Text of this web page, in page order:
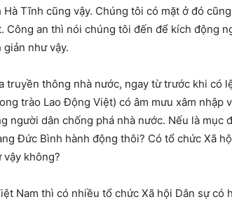
Hà Tĩnh cũng vậy. Chúng tôi có mặt ở đó
Công an thì nói chúng tôi đến để kích động
giản như vậy.
truyền thông nhà nước, ngay từ trước khi có
trào Lao Động Việt) có âm mưu xâm nhập
người dân chống phá nhà nước. Nếu là mục
Đức Bình hành động thôi? Có tổ chức Xã
vậy không?
Nam thì có nhiều tổ chức Xã hội Dân sự